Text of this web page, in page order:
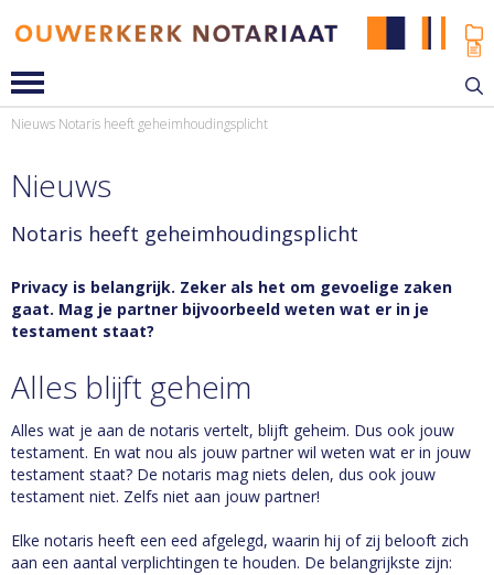
Nieuws Notaris heeft geheimhoudingsplicht
Nieuws
Notaris heeft geheimhoudingsplicht
Privacy is belangrijk. Zeker als het om gevoelige zaken
gaat. Mag je partner bijvoorbeeld weten wat er in je
testament staat?
Alles blijft geheim
Alles wat je aan de notaris vertelt, blijft geheim. Dus ook jouw
testament. En wat nou als jouw partner wil weten wat er in jouw
testament staat? De notaris mag niets delen, dus ook jouw
testament niet. Zelfs niet aan jouw partner!
Elke notaris heeft een eed afgelegd, waarin hij of zij belooft zich
aan een aantal verplichtingen te houden. De belangrijkste zijn: